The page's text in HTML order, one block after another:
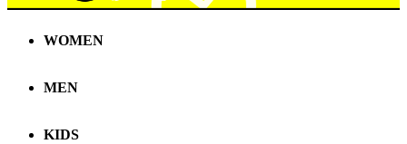
WOMEN
MEN
KIDS